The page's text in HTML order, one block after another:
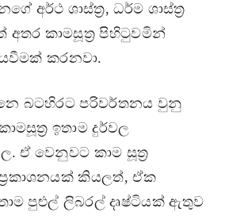
අර්ථ ශාස්ත්‍ර, ධර්ම ශාස්ත්‍ර
කාමසූත්‍ර පිහිටුවමින්
කරනවා.
බටහිරට පරිවර්තනය වුනු
ඉතාම දුර්වල
ඒ වෙනුවට කාම සූත්‍ර
කියලත්, ඒක
පුළුල් ලිබරල් දෘෂ්ටියක් ඇතුව